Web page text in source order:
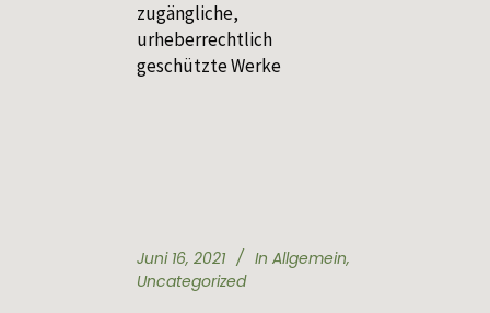
zugängliche,
urheberrechtlich
geschützte Werke
Juni 16, 2021 In Allgemein,
Uncategorized